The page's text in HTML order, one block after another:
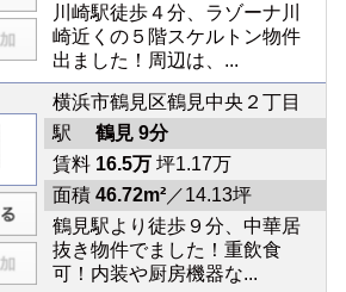
川崎駅徒歩４分、ラゾーナ川
崎近くの５階スケルトン物件
出ました！周辺は、...
横浜市鶴見区鶴見中央２丁目
駅 鶴見 9分
賃料 16.5万坪1.17万
面積 46.72m²／14.13坪
鶴見駅より徒歩９分、中華居
抜き物件でました！重飲食
可！内装や厨房機器な...